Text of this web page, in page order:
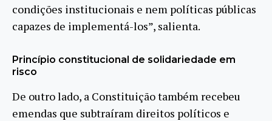
condições institucionais e nem políticas públicas
capazes de implementá-los”, salienta.
Princípio constitucional de solidariedade em
risco
De outro lado, a Constituição também recebeu
emendas que subtraíram direitos políticos e